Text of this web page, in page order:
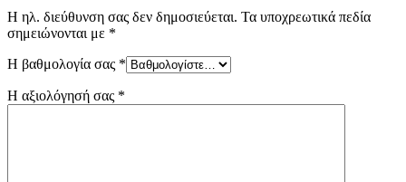
Η ηλ. διεύθυνση σας δεν δημοσιεύεται. Τα υποχρεωτικά πεδία
σημειώνονται με *
Η βαθμολογία σας *
Η αξιολόγησή σας *